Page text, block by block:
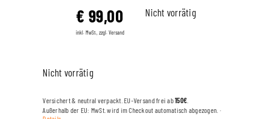
€ 99,00
inkl. MwSt., zzgl. Versand
Nicht vorrätig
Nicht vorrätig
Versichert & neutral verpackt. EU-Versand frei ab150€
Außerhalb der EU: MwSt. wird im Checkout automatisch abgezogen. ·